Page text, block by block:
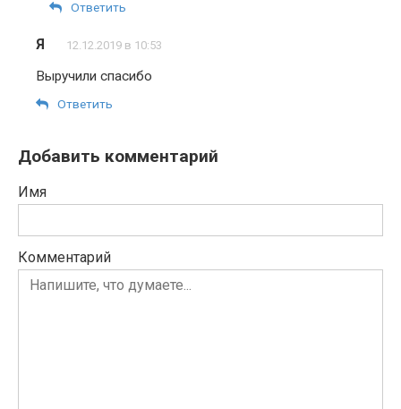
Ответить
Я 12.12.2019 в 10:53
Выручили спасибо
Ответить
Добавить комментарий
Имя
Комментарий